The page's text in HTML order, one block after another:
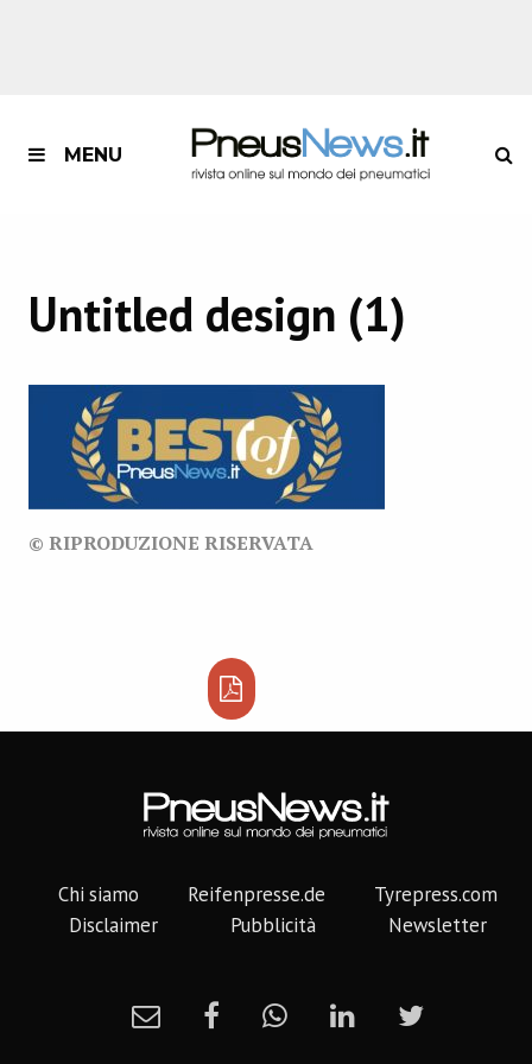
MENU
Untitled design (1)
© RIPRODUZIONE RISERVATA
Chi siamo Reifenpresse.de
Tyrepress.com
Disclaimer
Pubblicità Newsletter